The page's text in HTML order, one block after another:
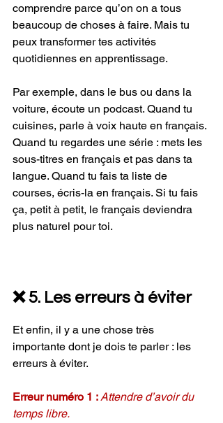
comprendre parce qu’on on a tous
beaucoup de choses à faire. Mais tu
peux transformer tes activités
quotidiennes en apprentissage.
Par exemple, dans le bus ou dans la
voiture, écoute un podcast. Quand tu
cuisines, parle à voix haute en français.
Quand tu regardes une série : mets les
sous-titres en français et pas dans ta
langue. Quand tu fais ta liste de
courses, écris-la en français. Si tu fais
ça, petit à petit, le français deviendra
plus naturel pour toi.
❌ 5. Les erreurs à éviter
Et enfin, il y a une chose très
importante dont je dois te parler : les
erreurs à éviter.
Erreur numéro 1 : Attendre d’avoir du
temps libre.